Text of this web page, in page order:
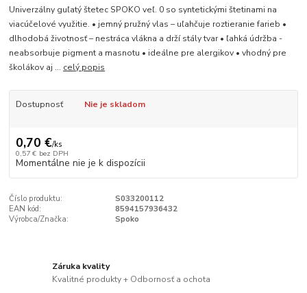
Univerzálny guľatý štetec SPOKO veľ. 0 so syntetickými štetinami na
viacúčelové využitie. • jemný pružný vlas – uľahčuje roztieranie farieb •
dlhodobá životnosť – nestráca vlákna a drží stály tvar • ľahká údržba -
neabsorbuje pigment a masnotu • ideálne pre alergikov • vhodný pre
školákov aj ... celý popis
Dostupnosť Nie je skladom
0,70 €/ks
0,57 € bez DPH
Momentálne nie je k dispozícii
Číslo produktu:
S033200112
EAN kód:
8594157936432
Výrobca/Značka:
Spoko
Záruka kvality
Kvalitné produkty + Odbornosť a ochota